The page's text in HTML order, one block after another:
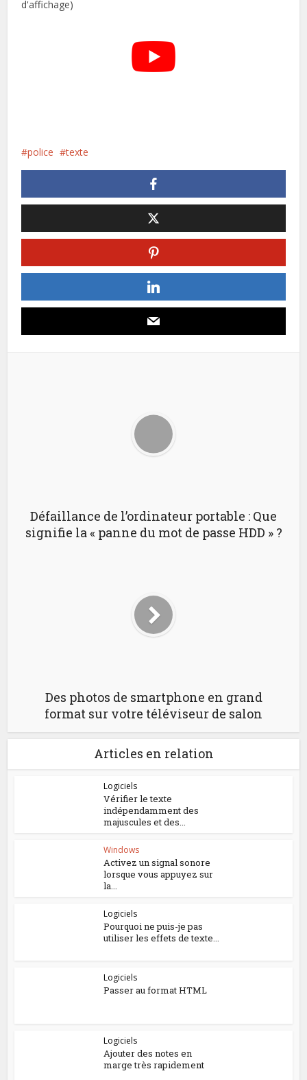
police texte
Défaillance de l’ordinateur portable : Que
signifie la « panne du mot de passe HDD » ?
Des photos de smartphone en grand
format sur votre téléviseur de salon
Articles en relation
Logiciels
Vérifier le texte
indépendamment des
majuscules et des...
Windows
Activez un signal sonore
lorsque vous appuyez sur
la...
Logiciels
Pourquoi ne puis-je pas
utiliser les effets de texte...
Logiciels
Passer au format HTML
Logiciels
Ajouter des notes en
marge très rapidement